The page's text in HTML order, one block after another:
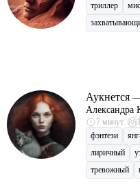
триллер
Аукнется
Александра
7 минут
фэнтези
лиричный
тревожный